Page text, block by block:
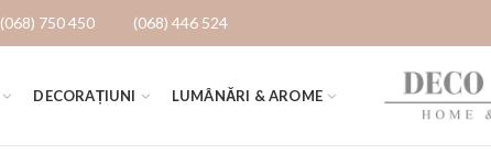
(068) 750 450 (068) 446 524
DECORAȚIUNI LUMÂNĂRI & AROME